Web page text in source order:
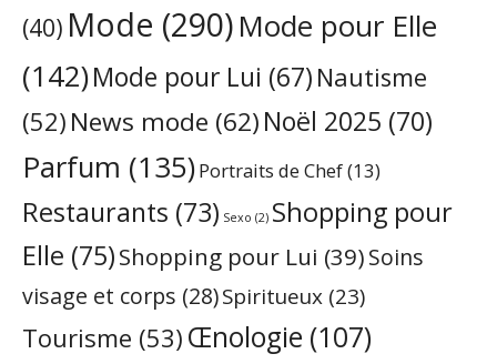
(40) Mode (290)Mode pour Elle
(142)Mode pour Lui (67) Nautisme
(52) News mode (62)Noël 2025 (70)
Parfum (135)Portraits de Chef(13)
Restaurants (73) Sexo (2) Shopping pour
Elle (75)Shopping pour Lui (39)Soins
visage et corps (28)Spiritueux (23)
Tourisme (53) Œnologie (107)